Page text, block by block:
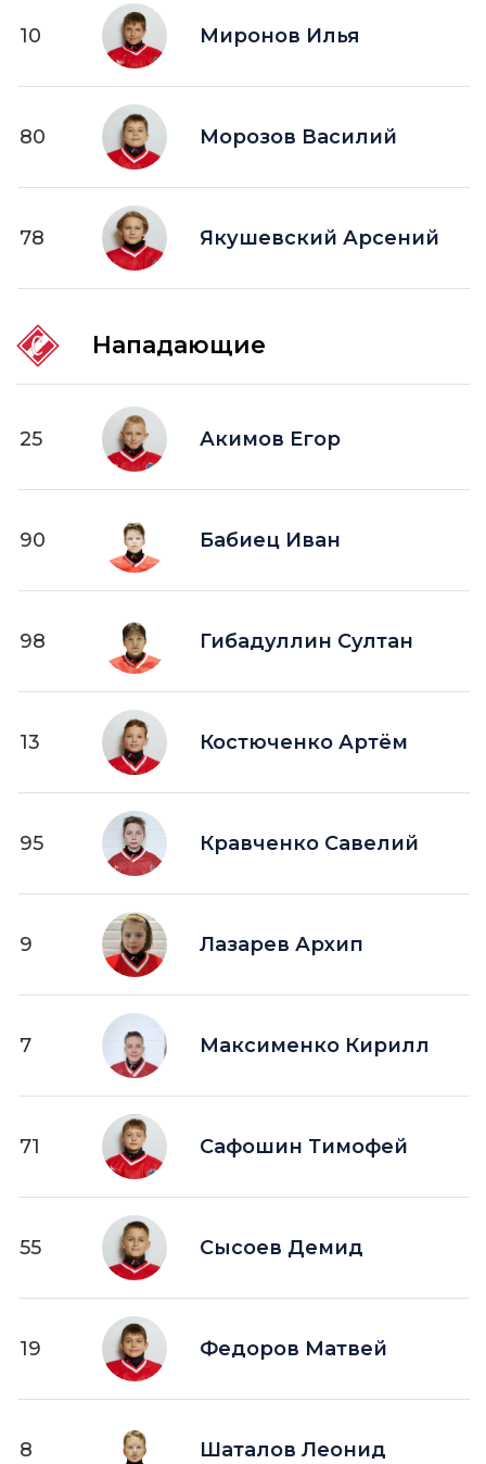
10 Миронов Илья
80 Морозов Василий
78 Якушевский Арсений
Нападающие
25 Акимов Егор
90 Бабиец Иван
98 Гибадуллин Султан
13 Костюченко Артём
95 Кравченко Савелий
9 Лазарев Архип
7 Максименко Кирилл
71 Сафошин Тимофей
55 Сысоев Демид
19 Федоров Матвей
8 Шаталов Леонид